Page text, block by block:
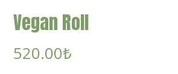
Vegan Roll
520.00₺